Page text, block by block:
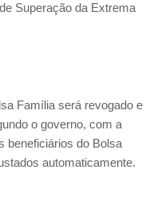
Superação da Extrema
Família será revogado e
o governo, com a
beneficiários do Bolsa
automaticamente.